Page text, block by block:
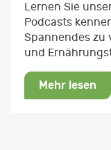
Mit der
Fachwissen
Jetzt